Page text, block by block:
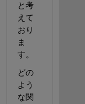
と考
えて
おり
ま
す。
どの
よう
な関